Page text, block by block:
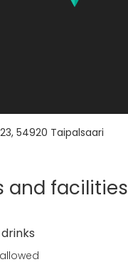
, 54920 Taipalsaari
and facilities